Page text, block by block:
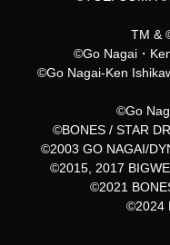
TM &
©Go Nagai・
©Go Nagai-Ken
©Go
©BONES / STAR
©2003 GO NAGAI/
©2015, 2017
©2021
©2024